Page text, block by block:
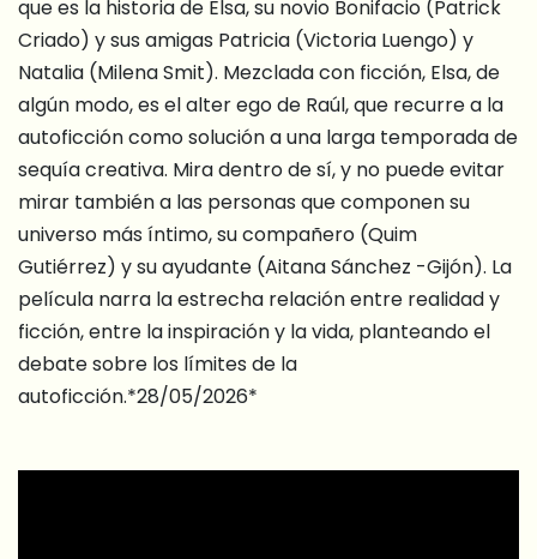
que es la historia de Elsa, su novio Bonifacio (Patrick
Criado) y sus amigas Patricia (Victoria Luengo) y
Natalia (Milena Smit). Mezclada con ficción, Elsa, de
algún modo, es el alter ego de Raúl, que recurre a la
autoficción como solución a una larga temporada de
sequía creativa. Mira dentro de sí, y no puede evitar
mirar también a las personas que componen su
universo más íntimo, su compañero (Quim
Gutiérrez) y su ayudante (Aitana Sánchez -Gijón). La
película narra la estrecha relación entre realidad y
ficción, entre la inspiración y la vida, planteando el
debate sobre los límites de la
autoficción.*28/05/2026*